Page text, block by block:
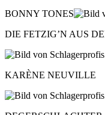
BONNY TONES
DIE FETZIG’N AUS
KARÈNE NEUVILLE